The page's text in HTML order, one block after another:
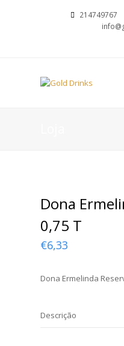
214749767
Dona
0,75 T
€6,33
Dona Ermelinda
Descrição